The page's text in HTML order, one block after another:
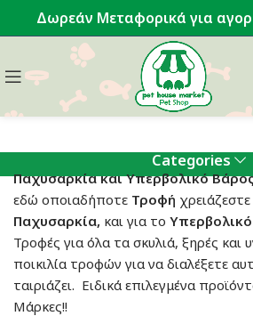
Δωρεάν Μεταφορικά για
Categories
Παχυσαρκία και Υπερβολικό
εδώ οποιαδήποτε Τροφή
Παχυσαρκία, και για το
Τροφές για όλα τα σκυλιά, ξηρές και
ποικιλία τροφών για να διαλέξετε
ταιριάζει. Ειδικά επιλεγμένα
Μάρκες!!